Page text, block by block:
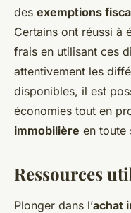
des exemptions
Certains ont réussi à
frais en utilisant ces
attentivement les
disponibles, il est
économies tout en
immobilière en toute
Ressources
Plonger dans l’achat